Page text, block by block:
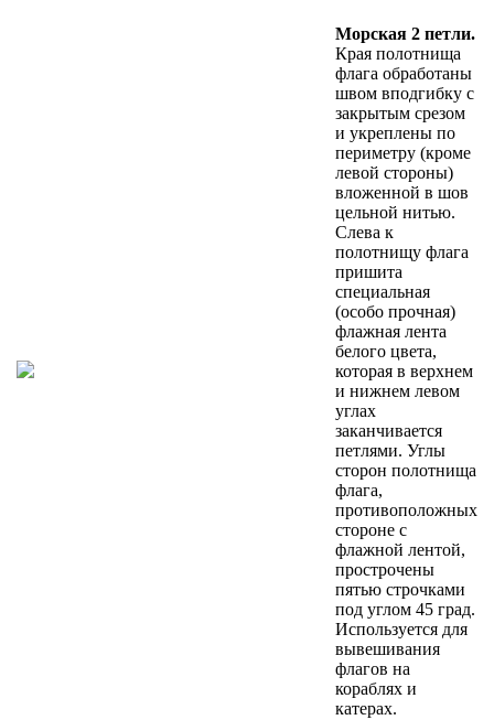
Морская 2 петли.
Края полотнища
флага обработаны
швом вподгибку с
закрытым срезом
и укреплены по
периметру (кроме
левой стороны)
вложенной в шов
цельной нитью.
Слева к
полотнищу флага
пришита
специальная
(особо прочная)
флажная лента
белого цвета,
которая в верхнем
и нижнем левом
углах
заканчивается
петлями. Углы
сторон полотнища
флага,
противоположных
стороне с
флажной лентой,
прострочены
пятью строчками
под углом 45 град.
Используется для
вывешивания
флагов на
кораблях и
катерах.